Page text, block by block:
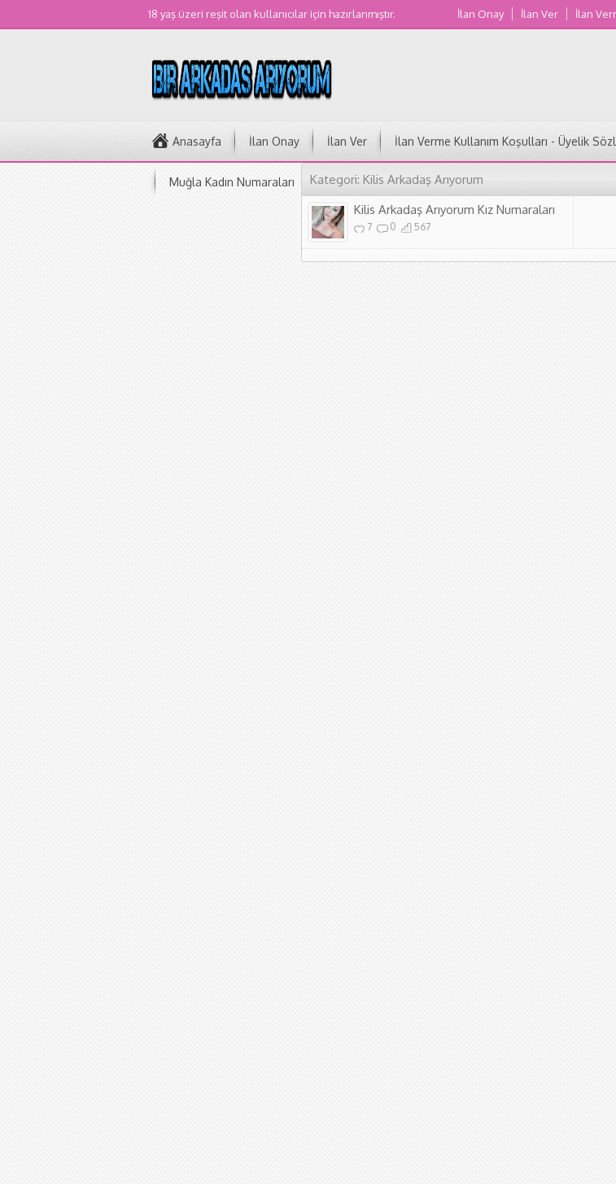
18 yaş üzeri reşit olan kullanıcılar için hazırlanmıştır. İlan Onay İlan Ver İlan
Anasayfa İlan Onay İlan Ver İlan Verme Kullanım Koşulları - Üyelik
Muğla Kadın Numaraları
Kategori: Kilis Arkadaş Arıyorum
Kilis Arkadaş Arıyorum Kız Numaraları
7 0 567